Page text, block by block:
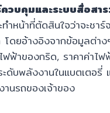
วบคุมและระบบสื่อสาร:
ทำหน้าที่ตัดสินใจว่าจะชาร์
โดยอ้างอิงจากข้อมูลต่า
ฟฟ้าของกริด, ราคาค่าไฟ
ะดับพลังงานในแบตเตอรี่
านรถของเจ้าของ